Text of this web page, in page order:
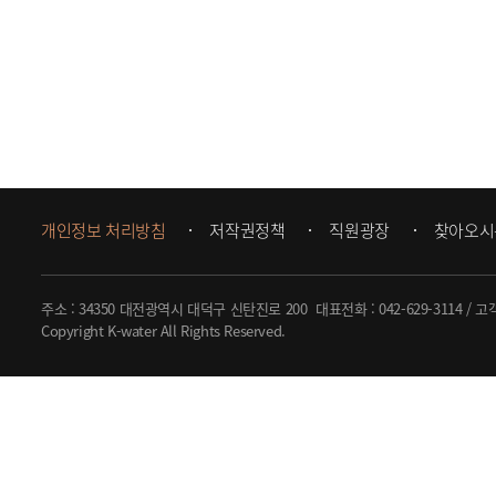
개인정보 처리방침 저작권정책 직원광장 찾아오
주소 : 34350 대전광역시 대덕구 신탄진로 200 대표전화 :042-629-3114/ 고
Copyright K-water All Rights Reserved.